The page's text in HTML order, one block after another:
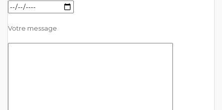
Votre message